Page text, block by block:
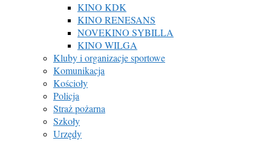
KINO KDK
KINO RENESANS
NOVEKINO SYBILLA
KINO WILGA
Kluby i organizacje sportowe
Komunikacja
Kościoły
Policja
Straż pożarna
Szkoły
Urzędy